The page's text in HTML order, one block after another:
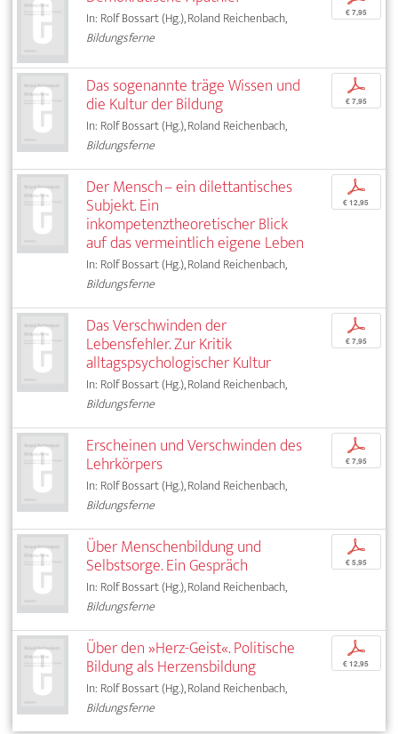
In: Rolf Bossart (Hg.), Roland Reichenbach,
Bildungsferne
€ 7,95
Das sogenannte träge Wissen und
die Kultur der Bildung
In: Rolf Bossart (Hg.), Roland Reichenbach,
Bildungsferne
p
€ 7,95
Der Mensch – ein dilettantisches
Subjekt. Ein
inkompetenztheoretischer Blick
auf das vermeintlich eigene Leben
In: Rolf Bossart (Hg.), Roland Reichenbach,
Bildungsferne
p
€ 12,95
Das Verschwinden der
Lebensfehler. Zur Kritik
alltagspsychologischer Kultur
In: Rolf Bossart (Hg.), Roland Reichenbach,
Bildungsferne
p
€ 7,95
Erscheinen und Verschwinden des
Lehrkörpers
In: Rolf Bossart (Hg.), Roland Reichenbach,
Bildungsferne
p
€ 7,95
Über Menschenbildung und
Selbstsorge. Ein Gespräch
In: Rolf Bossart (Hg.), Roland Reichenbach,
Bildungsferne
p
€ 5,95
Über den »Herz-Geist«. Politische
Bildung als Herzensbildung
In: Rolf Bossart (Hg.), Roland Reichenbach,
Bildungsferne
p
€ 12,95